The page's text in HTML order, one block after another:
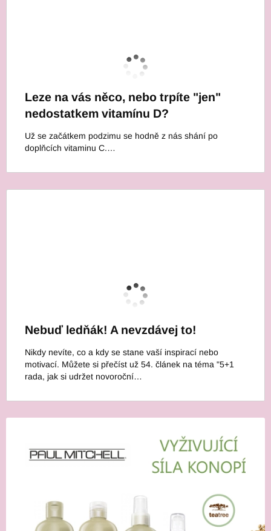
Leze na vás něco, nebo trpíte "jen"
nedostatkem vitamínu D?
Už se začátkem podzimu se hodně z nás shání po
doplňcích vitaminu C.…
Nebuď ledňák! A nevzdávej to!
Nikdy nevíte, co a kdy se stane vaší inspirací nebo
motivací. Můžete si přečíst už 54. článek na téma "5+1
rada, jak si udržet novoroční…